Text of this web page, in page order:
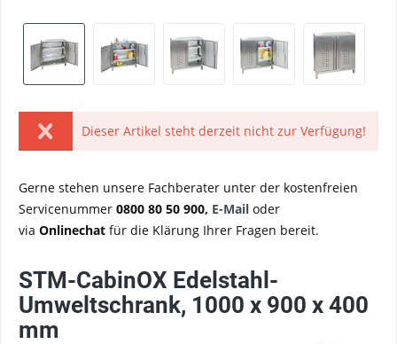
Dieser Artikel steht derzeit nicht zur Verfügung!
Gerne stehen unsere Fachberater unter der kostenfreien
Servicenummer 0800 80 50 900, E-Mail oder
via Onlinechat für die Klärung Ihrer Fragen bereit.
STM-CabinOX Edelstahl-
Umweltschrank, 1000 x 900 x 400
mm